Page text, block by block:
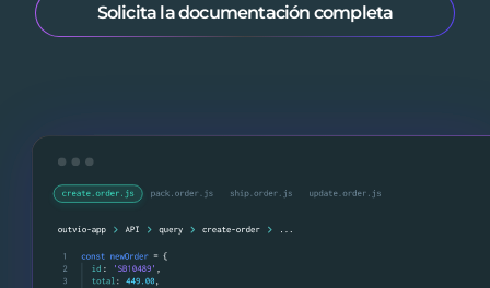
Solicita la documentación completa